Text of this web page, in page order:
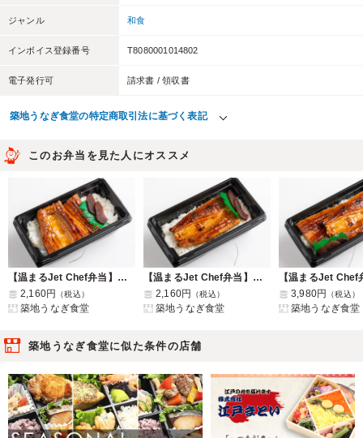
ジャンル 和食
インボイス登録番号 T8080001014802
電子発行可 請求書 / 領収書
築地うなぎ食堂の特定商取引法に基づく表記
このお弁当を見た人にオススメ
【温まるJet Chef弁当】築地の最高級うな重 舞
2,160円
（税込）
築地うなぎ食堂
【温まるJet Chef弁当】築地の最高級うな重 錦
2,160円
（税込）
築地うなぎ食堂
3,980円 （税込）
築地うなぎ食堂
築地うなぎ食堂に似た条件の店舗